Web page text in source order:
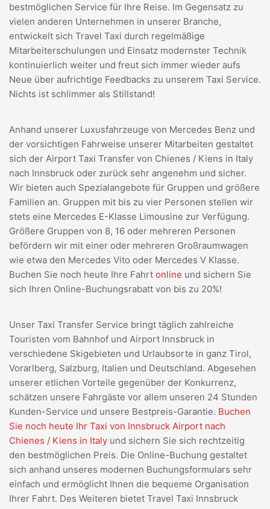
bestmöglichen Service für Ihre Reise. Im Gegensatz zu
vielen anderen Unternehmen in unserer Branche,
entwickelt sich Travel Taxi durch regelmäßige
Mitarbeiterschulungen und Einsatz modernster Technik
kontinuierlich weiter und freut sich immer wieder aufs
Neue über aufrichtige Feedbacks zu unserem Taxi Service.
Nichts ist schlimmer als Stillstand!
Anhand unserer Luxusfahrzeuge von Mercedes Benz und
der vorsichtigen Fahrweise unserer Mitarbeiten gestaltet
sich der Airport Taxi Transfer von Chienes / Kiens in Italy
nach Innsbruck oder zurück sehr angenehm und sicher.
Wir bieten auch Spezialangebote für Gruppen und größere
Familien an. Gruppen mit bis zu vier Personen stellen wir
stets eine Mercedes E-Klasse Limousine zur Verfügung.
Größere Gruppen von 8, 16 oder mehreren Personen
befördern wir mit einer oder mehreren Großraumwagen
wie etwa den Mercedes Vito oder Mercedes V Klasse.
Buchen Sie noch heute Ihre Fahrt online und sichern Sie
sich Ihren Online-Buchungsrabatt von bis zu 20%!
Unser Taxi Transfer Service bringt täglich zahlreiche
Touristen vom Bahnhof und Airport Innsbruck in
verschiedene Skigebieten und Urlaubsorte in ganz Tirol,
Vorarlberg, Salzburg, Italien und Deutschland. Abgesehen
unserer etlichen Vorteile gegenüber der Konkurrenz,
schätzen unsere Fahrgäste vor allem unseren 24 Stunden
Kunden-Service und unsere Bestpreis-Garantie. Buchen
Sie noch heute Ihr Taxi von Innsbruck Airport nach
Chienes / Kiens in Italy und sichern Sie sich rechtzeitig
den bestmöglichen Preis. Die Online-Buchung gestaltet
sich anhand unseres modernen Buchungsformulars sehr
einfach und ermöglicht Ihnen die bequeme Organisation
Ihrer Fahrt. Des Weiteren bietet Travel Taxi Innsbruck